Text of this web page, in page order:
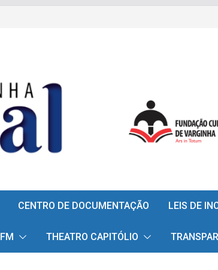
CENTRO DE DOCUMENTAÇÃO LEIS DE
THEATRO CAPITÓLIO